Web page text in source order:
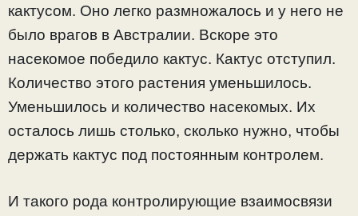
кактусом. Оно легко размножалось и у него не
было врагов в Австралии. Вскоре это
насекомое победило кактус. Кактус отступил.
Количество этого растения уменьшилось.
Уменьшилось и количество насекомых. Их
осталось лишь столько, сколько нужно, чтобы
держать кактус под постоянным контролем.
И такого рода контролирующие взаимосвязи